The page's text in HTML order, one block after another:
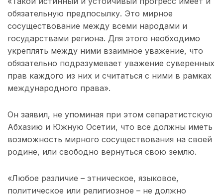
обязательную предпосылку. Это мирное
сосуществование между всеми народами и
государствами региона. Для этого необходимо
укреплять между ними взаимное уважение, что
обязательно подразумевает уважение суверенных
прав каждого из них и считаться с ними в рамках
международного права».
Он заявил, не упоминая при этом сепаратистскую
Абхазию и Южную Осетии, что все должны иметь
возможность мирного сосуществования на своей
родине, или свободно вернуться свою землю.
«Любое различие – этническое, языковое,
политическое или религиозное – не должно